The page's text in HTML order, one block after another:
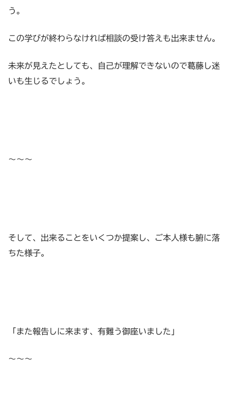
う。
この学びが終わらなければ相談の受け答えも出来ません。
未来が見えたとしても、自己が理解できないので葛藤し迷
いも生じるでしょう。
〜〜〜
そして、出来ることをいくつか提案し、ご本人様も腑に落
ちた様子。
「また報告しに来ます、有難う御座いました」
〜〜〜